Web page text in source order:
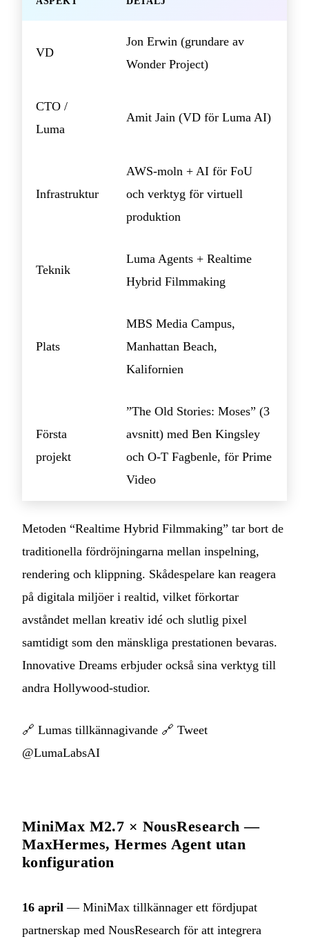
VD
Jon Erwin (grundare av
Wonder Project)
CTO /
Luma
Amit Jain (VD för Luma AI)
Infrastruktur
AWS-moln + AI för FoU
och verktyg för virtuell
produktion
Teknik
Luma Agents + Realtime
Hybrid Filmmaking
Plats
MBS Media Campus,
Manhattan Beach,
Kalifornien
Första
projekt
”The Old Stories: Moses” (3
avsnitt) med Ben Kingsley
och O-T Fagbenle, för Prime
Video
Metoden “Realtime Hybrid Filmmaking” tar bort de
traditionella fördröjningarna mellan inspelning,
rendering och klippning. Skådespelare kan reagera
på digitala miljöer i realtid, vilket förkortar
avståndet mellan kreativ idé och slutlig pixel
samtidigt som den mänskliga prestationen bevaras.
Innovative Dreams erbjuder också sina verktyg till
andra Hollywood-studior.
🔗 Lumas tillkännagivande 🔗 Tweet
@LumaLabsAI
MiniMax M2.7 × NousResearch —
MaxHermes, Hermes Agent utan
konfiguration
16 april — MiniMax tillkännager ett fördjupat
partnerskap med NousResearch för att integrera